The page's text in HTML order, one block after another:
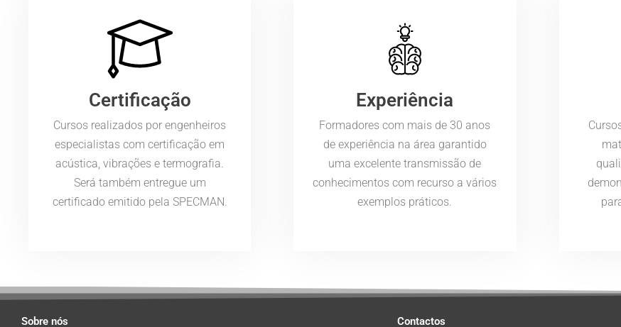
Certificação
Cursos realizados por engenheiros
especialistas com certificação em
acústica, vibrações e termografia.
Será também entregue um
certificado emitido pela SPECMAN.
Experiência
Formadores com mais de 30 anos
de experiência na área garantido
uma excelente transmissão de
conhecimentos com recurso a vários
exemplos práticos.
Sobre nós Contactos